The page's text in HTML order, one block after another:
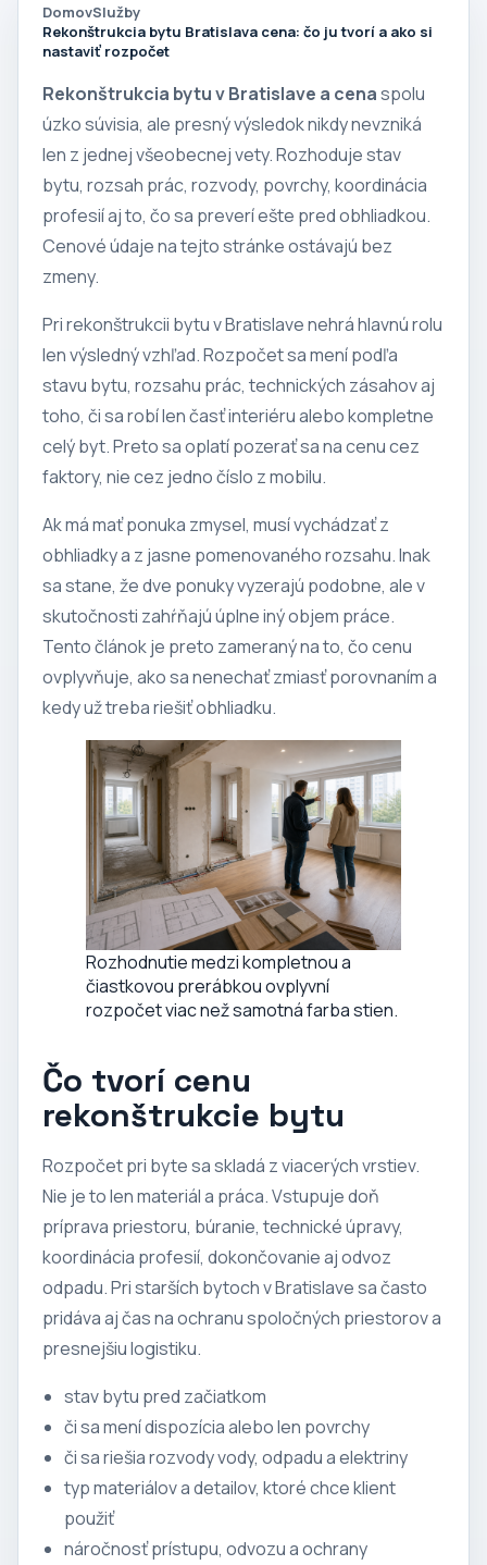
DomovSlužby
Rekonštrukcia bytu Bratislava cena: čo ju tvorí a ako si
nastaviť rozpočet
Rekonštrukcia bytu v Bratislave a cenaspolu
úzko súvisia, ale presný výsledok nikdy nevzniká
len z jednej všeobecnej vety. Rozhoduje stav
bytu, rozsah prác, rozvody, povrchy, koordinácia
profesií aj to, čo sa preverí ešte pred obhliadkou.
Cenové údaje na tejto stránke ostávajú bez
zmeny.
Pri rekonštrukcii bytu v Bratislave nehrá hlavnú rolu
len výsledný vzhľad. Rozpočet sa mení podľa
stavu bytu, rozsahu prác, technických zásahov aj
toho, či sa robí len časť interiéru alebo kompletne
celý byt. Preto sa oplatí pozerať sa na cenu cez
faktory, nie cez jedno číslo z mobilu.
Ak má mať ponuka zmysel, musí vychádzať z
obhliadky a z jasne pomenovaného rozsahu. Inak
sa stane, že dve ponuky vyzerajú podobne, ale v
skutočnosti zahŕňajú úplne iný objem práce.
Tento článok je preto zameraný na to, čo cenu
ovplyvňuje, ako sa nenechať zmiasť porovnaním a
kedy už treba riešiť obhliadku.
Rozhodnutie medzi kompletnou a
čiastkovou prerábkou ovplyvní
rozpočet viac než samotná farba stien.
Čo tvorí cenu
rekonštrukcie bytu
Rozpočet pri byte sa skladá z viacerých vrstiev.
Nie je to len materiál a práca. Vstupuje doň
príprava priestoru, búranie, technické úpravy,
koordinácia profesií, dokončovanie aj odvoz
odpadu. Pri starších bytoch v Bratislave sa často
pridáva aj čas na ochranu spoločných priestorov a
presnejšiu logistiku.
stav bytu pred začiatkom
či sa mení dispozícia alebo len povrchy
či sa riešia rozvody vody, odpadu a elektriny
typ materiálov a detailov, ktoré chce klient
použiť
náročnosť prístupu, odvozu a ochrany